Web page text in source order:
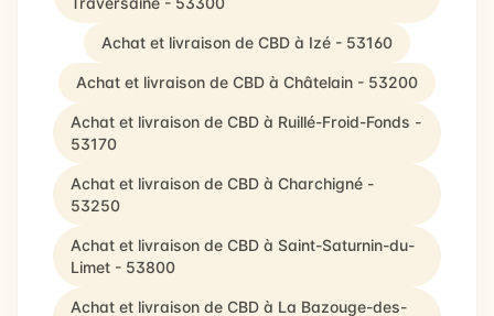
Achat et livraison de CBD à Izé - 53160
Achat et livraison de CBD à Châtelain - 53200
Achat et livraison de CBD à Ruillé-Froid-Fonds -
53170
Achat et livraison de CBD à Charchigné -
53250
Achat et livraison de CBD à Saint-Saturnin-du-
Limet - 53800
Achat et livraison de CBD à La Bazouge-des-